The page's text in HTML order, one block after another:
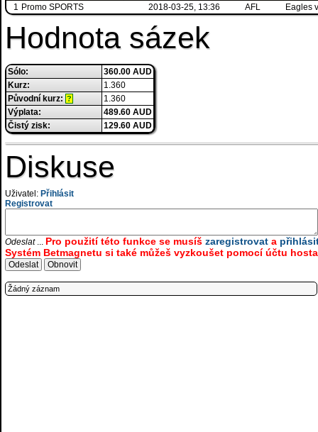
1 Promo SPORTS 2018-03-25, 13:36 AFL Eagles
Hodnota sázek
Sólo:
360.00 AUD
Kurz:
1.360
Původní kurz: ?
1.360
Výplata:
489.60 AUD
Čistý zisk:
129.60 AUD
Diskuse
Uživatel: Přihlásit
Registrovat
Odeslat... Pro použití této funkce se musíš zaregistrovat a
Systém Betmagnetu si také můžeš vyzkoušet pomocí účtu
Žádný záznam